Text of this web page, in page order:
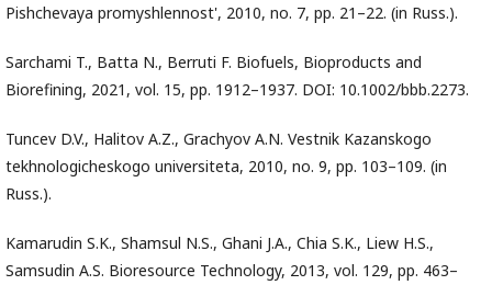
Pishchevaya promyshlennost', 2010, no. 7, pp. 21–22. (in Russ.).
Sarchami T., Batta N., Berruti F. Biofuels, Bioproducts and
Biorefining, 2021, vol. 15, pp. 1912–1937. DOI: 10.1002/bbb.2273.
Tuncev D.V., Halitov A.Z., Grachyov A.N. Vestnik Kazanskogo
tekhnologicheskogo universiteta, 2010, no. 9, pp. 103–109. (in
Russ.).
Kamarudin S.K., Shamsul N.S., Ghani J.A., Chia S.K., Liew H.S.,
Samsudin A.S. Bioresource Technology, 2013, vol. 129, pp. 463–